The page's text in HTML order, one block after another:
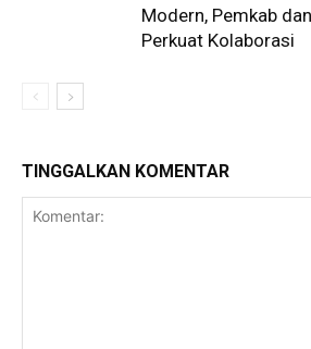
Modern, Pemkab
Perkuat Kolaborasi
TINGGALKAN KOMENTAR